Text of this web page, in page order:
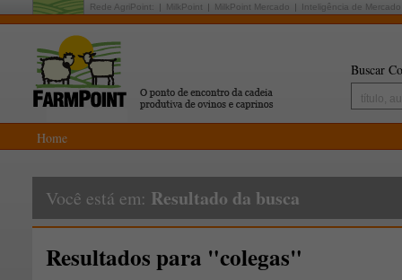
Rede AgriPoint: MilkPoint MilkPoint Mercado Inteligência de Mercado
Buscar
Home
Você está em: Resultado da busca
Resultados para "colegas"